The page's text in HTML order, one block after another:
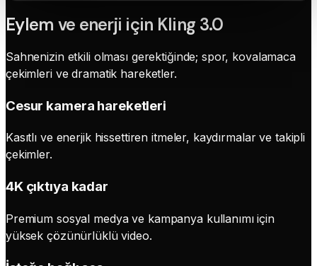
Eylem ve enerji için Kling 3.0
Sahnenizin etkili olması gerektiğinde; spor, kovalamaca
çekimleri ve dramatik hareketler.
Cesur kamera hareketleri
Kasıtlı ve enerjik hissettiren itmeler, kaydırmalar ve takipli
çekimler.
4K çıktıya kadar
Premium sosyal medya ve kampanya kullanımı için
yüksek çözünürlüklü video.